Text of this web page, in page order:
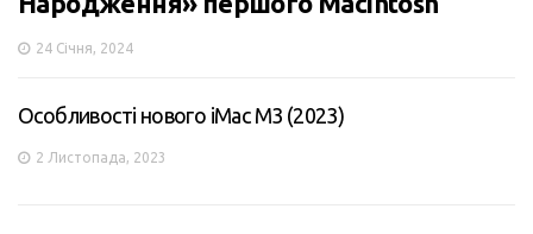
24 Січня, 2024
Особливості нового iMac M3 (2023)
2 Листопада, 2023